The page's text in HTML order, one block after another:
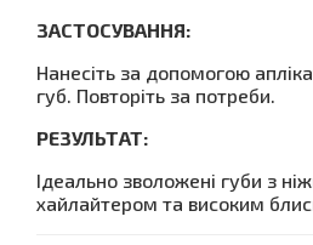
ЗАСТОСУВАННЯ:
Нанесіть за допомогою
губ. Повторіть за потреби.
РЕЗУЛЬТАТ:
Ідеально зволожені губи з
хайлайтером та високим